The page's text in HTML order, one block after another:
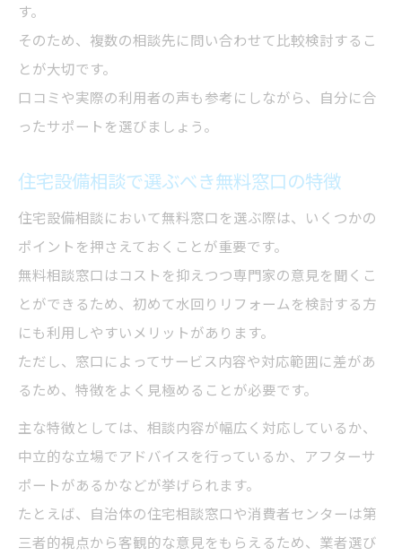
す。
そのため、複数の相談先に問い合わせて比較検討するこ
とが大切です。
口コミや実際の利用者の声も参考にしながら、自分に合
ったサポートを選びましょう。
住宅設備相談で選ぶべき無料窓口の特徴
住宅設備相談において無料窓口を選ぶ際は、いくつかの
ポイントを押さえておくことが重要です。
無料相談窓口はコストを抑えつつ専門家の意見を聞くこ
とができるため、初めて水回りリフォームを検討する方
にも利用しやすいメリットがあります。
ただし、窓口によってサービス内容や対応範囲に差があ
るため、特徴をよく見極めることが必要です。
主な特徴としては、相談内容が幅広く対応しているか、
中立的な立場でアドバイスを行っているか、アフターサ
ポートがあるかなどが挙げられます。
たとえば、自治体の住宅相談窓口や消費者センターは第
三者的視点から客観的な意見をもらえるため、業者選び